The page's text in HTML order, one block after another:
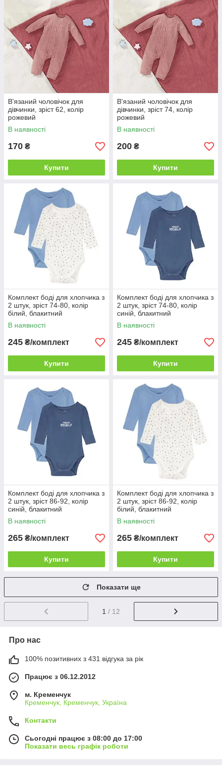
В'язаний чоловічок для
дівчинки, зріст 62, колір
рожевий
В наявності
170 ₴
Купити
В'язаний чоловічок для
дівчинки, зріст 74, колір
рожевий
В наявності
200 ₴
Купити
Комплект боді для хлопчика з
2 штук, зріст 74-80, колір
білий, блакитний
В наявності
245 ₴/комплект
Купити
Комплект боді для хлопчика з
2 штук, зріст 74-80, колір
синій, блакитний
В наявності
245 ₴/комплект
Купити
Комплект боді для хлопчика з
2 штук, зріст 86-92, колір
синій, блакитний
В наявності
265 ₴/комплект
Купити
Комплект боді для хлопчика з
2 штук, зріст 86-92, колір
білий, блакитний
В наявності
265 ₴/комплект
Купити
Показати ще
1 / 12
Про нас
100% позитивних з 431 відгука за рік
Працює з 06.12.2012
м. Кременчук
Кременчук, Кременчук, Україна
Контакти
Сьогодні працює з 08:00 до 17:00
Показати весь графік роботи